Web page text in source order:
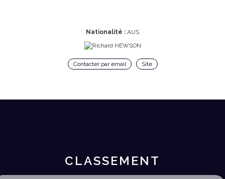
Nationalité : AUS
Contacter par email Site
CLASSEMENT